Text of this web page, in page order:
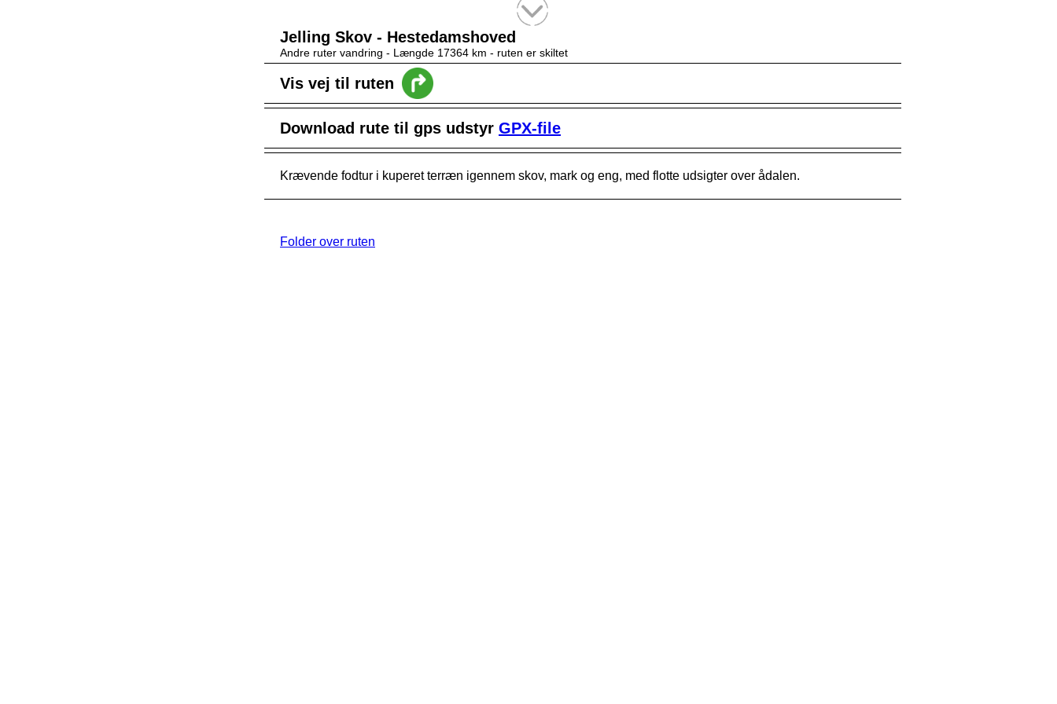
Tekstsøgning efter titel
Jelling Skov - Hestedamshoved
Andre ruter vandring - Længde 17364 km - ruten er skiltet
Vis vej til ruten
Download rute til gps udstyr GPX-file
Krævende fodtur i kuperet terræn igennem skov, mark og eng, med flotte udsigter over ådalen.
Folder over ruten